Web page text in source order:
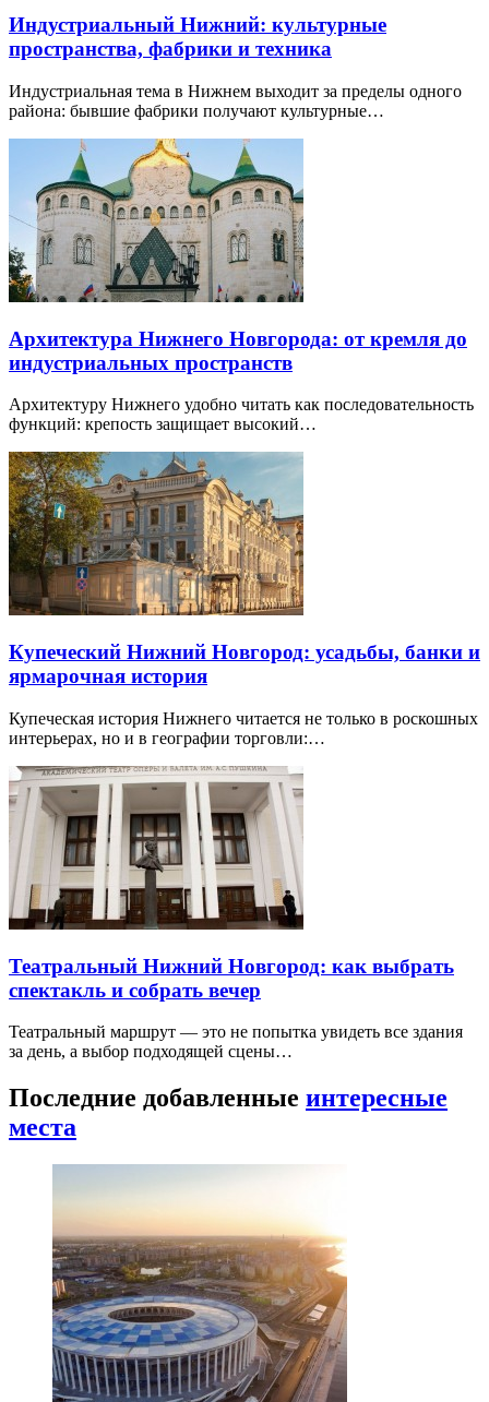
Индустриальный Нижний: культурные
пространства, фабрики и техника
Индустриальная тема в Нижнем выходит за пределы одного
района: бывшие фабрики получают культурные…
Архитектура Нижнего Новгорода: от кремля до
индустриальных пространств
Архитектуру Нижнего удобно читать как последовательность
функций: крепость защищает высокий…
Купеческий Нижний Новгород: усадьбы, банки и
ярмарочная история
Купеческая история Нижнего читается не только в роскошных
интерьерах, но и в географии торговли:…
Театральный Нижний Новгород: как выбрать
спектакль и собрать вечер
Театральный маршрут — это не попытка увидеть все здания
за день, а выбор подходящей сцены…
Последние добавленные интересные
места